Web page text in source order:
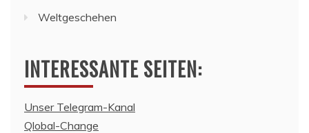
Weltgeschehen
INTERESSANTE SEITEN:
Unser Telegram-Kanal
Qlobal-Change